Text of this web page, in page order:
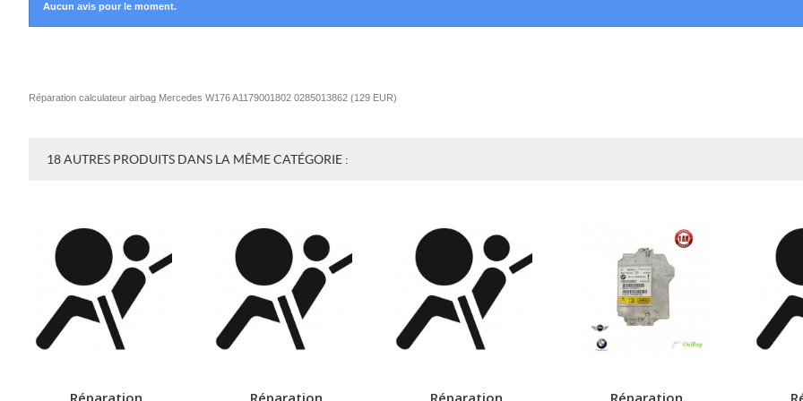
Aucun avis pour le moment.
Réparation calculateur airbag Mercedes W176 A1179001802 0285013862 (129 EUR)
18 AUTRES PRODUITS DANS LA MÊME CATÉGORIE :
Réparation... Réparation... Réparation... Réparation...